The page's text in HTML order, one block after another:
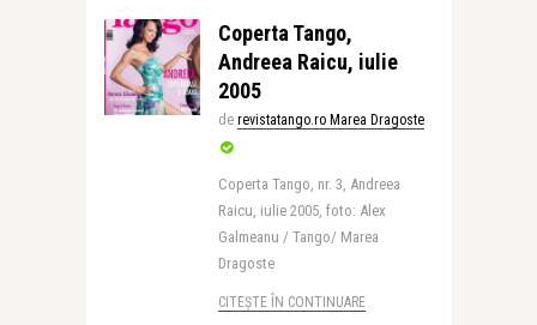
Coperta Tango,
Andreea Raicu, iulie
2005
de revistatango.ro Marea Dragoste
Coperta Tango, nr. 3, Andreea
Raicu, iulie 2005, foto: Alex
Galmeanu / Tango/ Marea
Dragoste
CITEȘTE ÎN CONTINUARE